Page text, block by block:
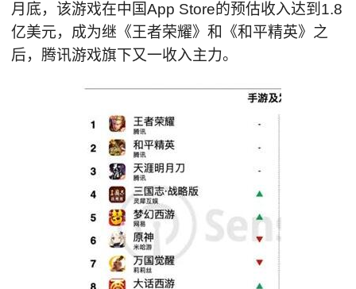
月底，该游戏在中国App Store的预估收入达到1.8
亿美元，成为继《王者荣耀》和《和平精英》之
后，腾讯游戏旗下又一收入主力。